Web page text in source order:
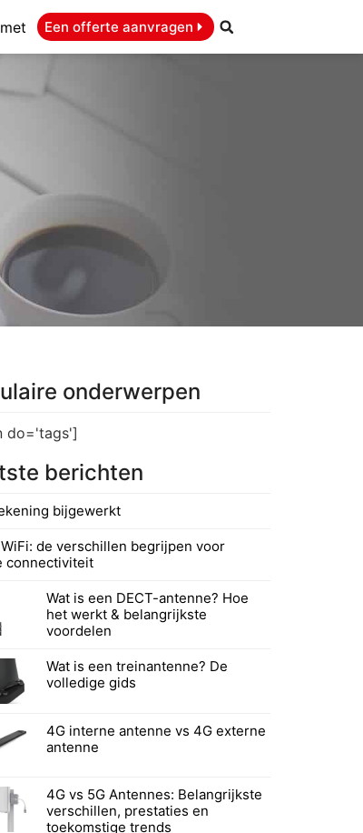
Een offerte aanvragen
onderwerpen
do='tags']
berichten
bijgewerkt
de verschillen begrijpen voor
connectiviteit
Wat is een DECT-antenne? Hoe
het werkt & belangrijkste
voordelen
Wat is een treinantenne? De
volledige gids
4G interne antenne vs 4G externe
antenne
4G vs 5G Antennes: Belangrijkste
verschillen, prestaties en
toekomstige trends